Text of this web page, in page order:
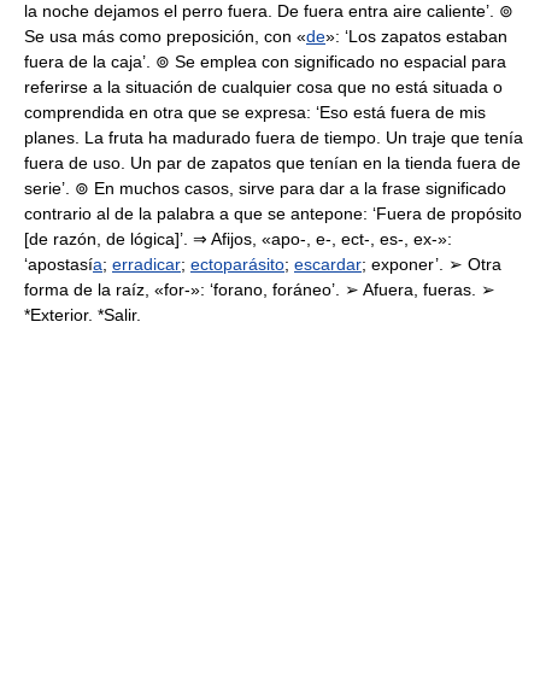
la noche dejamos el perro fuera. De fuera entra aire caliente’. ⊚
Se usa más como preposición, con «de»: ‘Los zapatos estaban
fuera de la caja’. ⊚ Se emplea con significado no espacial para
referirse a la situación de cualquier cosa que no está situada o
comprendida en otra que se expresa: ‘Eso está fuera de mis
planes. La fruta ha madurado fuera de tiempo. Un traje que tenía
fuera de uso. Un par de zapatos que tenían en la tienda fuera de
serie’. ⊚ En muchos casos, sirve para dar a la frase significado
contrario al de la palabra a que se antepone: ‘Fuera de propósito
[de razón, de lógica]’. ⇒ Afijos, «apo-, e-, ect-, es-, ex-»:
‘apostasía; erradicar; ectoparásito; escardar; exponer’. ➢ Otra
forma de la raíz, «for-»: ‘forano, foráneo’. ➢ Afuera, fueras. ➢
*Exterior. *Salir.